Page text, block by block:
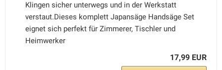
Klingen sicher unterwegs und in der Werkstatt
verstaut.Dieses komplett Japansäge Handsäge Set
eignet sich perfekt für Zimmerer, Tischler und
Heimwerker
17,99 EUR